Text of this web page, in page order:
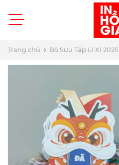
Trang chủ Bộ Sưu Tập Lì Xì 2025